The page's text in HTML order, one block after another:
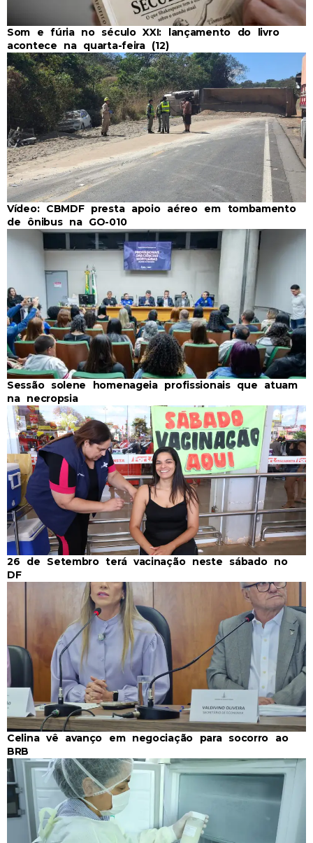
Som e fúria no século XXI: lançamento do livro
acontece na quarta-feira (12)
Vídeo: CBMDF presta apoio aéreo em tombamento
de ônibus na GO-010
Sessão solene homenageia profissionais que atuam
na necropsia
26 de Setembro terá vacinação neste sábado no
DF
Celina vê avanço em negociação para socorro ao
BRB